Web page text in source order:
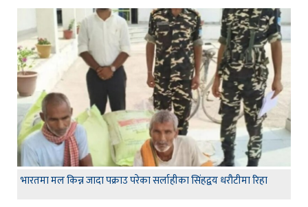
भारतमा मल किन्न जादा पक्राउ परेका सर्लाहीका सिंहद्वय धरौटीमा रिहा